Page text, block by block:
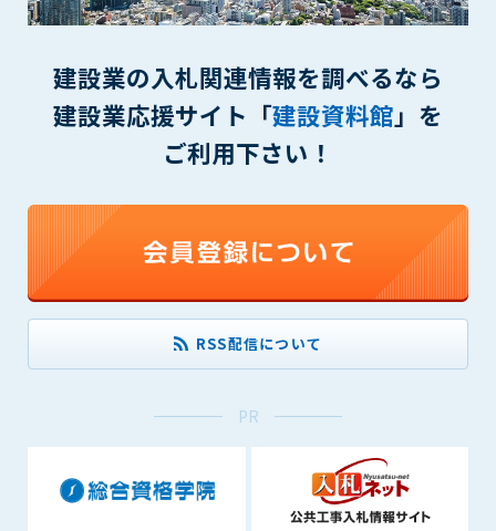
建設業の入札関連情報を調べるなら
建設業応援サイト「建設資料館」を
ご利用下さい！
RSS配信について
PR
(5) 第三者に不利益を与える行為
(7) 公序良俗に反する行為
(8) 犯罪的行為に結びつく行為
(9) その他、法律に反する行為
(10) 建設資料館から知り得た情報及びダウンロードした情報
に第三者に提供すること
第7条（登録内容の削除）
管理者は、会員が登録した内容が以下に該当する、またはその
恐れのあるものは、会員の承諾なく削除できるものとします。
(1) 登録されている情報が、第6条の定める禁止事項に該当する
と管理者が、判断した場合
(2) 建設資料館の運営および保守管理上、必要と判断した場合
(4) その他、管理者が不適当と判断した場合
第8条（サービスの変更・中止等）
管理者は、会員の承諾なく、本サービス内容の変更(新規追加、
廃止を含み)し、本サービスの運営を中止または廃止することが